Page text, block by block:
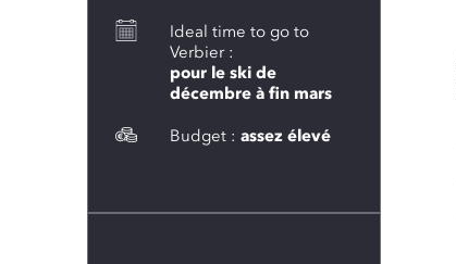
Ideal time to go to
Verbier :
pour le ski de
décembre à fin mars
Budget : assez élevé